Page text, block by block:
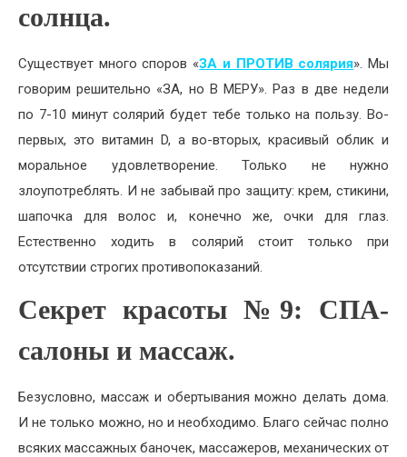
солнца.
Существует много споров «ЗА и ПРОТИВ солярия». Мы
говорим решительно «ЗА, но В МЕРУ». Раз в две недели
по 7-10 минут солярий будет тебе только на пользу. Во-
первых, это витамин D, а во-вторых, красивый облик и
моральное удовлетворение. Только не нужно
злоупотреблять. И не забывай про защиту: крем, стикини,
шапочка для волос и, конечно же, очки для глаз.
Естественно ходить в солярий стоит только при
отсутствии строгих противопоказаний.
Секрет красоты №9: СПА-
салоны и массаж.
Безусловно, массаж и обертывания можно делать дома.
И не только можно, но и необходимо. Благо сейчас полно
всяких массажных баночек, массажеров, механических от